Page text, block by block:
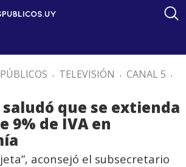
. TELEVISIÓN . CANAL 5 .
que se extienda
9% de IVA en
aconsejó el subsecretario